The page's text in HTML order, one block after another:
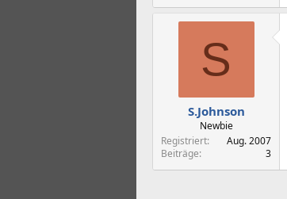
S
S.Johnson
Newbie
Registriert
Aug. 2007
Beiträge
3